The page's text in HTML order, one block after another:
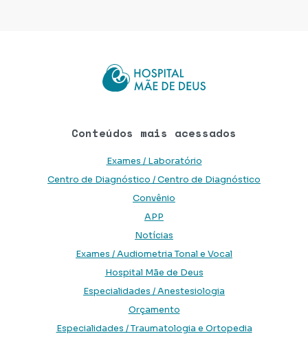
Conteúdos mais acessados
Exames / Laboratório
Centro de Diagnóstico / Centro de Diagnóstico
Convênio
APP
Notícias
Exames / Audiometria Tonal e Vocal
Hospital Mãe de Deus
Especialidades / Anestesiologia
Orçamento
Especialidades / Traumatologia e Ortopedia